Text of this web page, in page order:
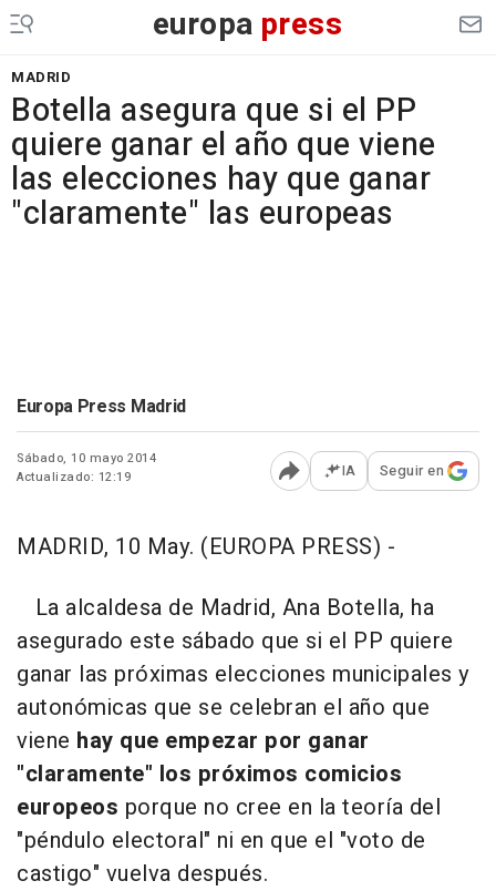
europa press
MADRID
Botella asegura que si el PP
quiere ganar el año que viene
las elecciones hay que ganar
"claramente" las europeas
Europa Press Madrid
Sábado, 10 mayo 2014
Actualizado: 12:19
Abrir opciones para
IA Seguir en
MADRID, 10 May. (EUROPA PRESS) -
La alcaldesa de Madrid, Ana Botella, ha
asegurado este sábado que si el PP quiere
ganar las próximas elecciones municipales y
autonómicas que se celebran el año que
viene hay que empezar por ganar
"claramente" los próximos comicios
europeos porque no cree en la teoría del
"péndulo electoral" ni en que el "voto de
castigo" vuelva después.